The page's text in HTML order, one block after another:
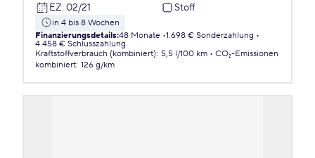
EZ: 02/21 Stoff
in 4 bis 8 Wochen
Finanzierungsdetails:48 Monate 1.698 € Sonderzahlung
4.458 € Schlusszahlung
Kraftstoffverbrauch (kombiniert): 5,5 l/100 km
CO₂-Emissionen
kombiniert: 126 g/km